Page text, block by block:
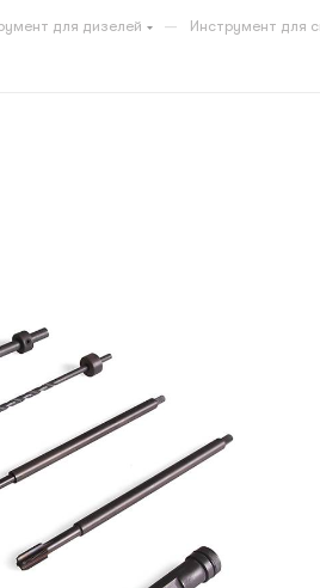
для дизелей — Инструмент для